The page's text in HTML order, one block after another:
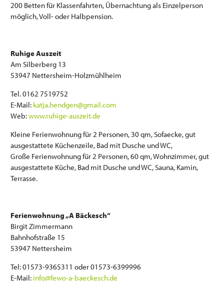
200 Betten für Klassenfahrten, Übernachtung als Einzelperson
möglich, Voll- oder Halbpension.
Ruhige Auszeit
Am Silberberg 13
53947 Nettersheim-Holzmühlheim
Tel. 0162 7519752
E-Mail: katja.hendgen@gmail.com
Web:www.ruhige-auszeit.de
Kleine Ferienwohnung für 2 Personen, 30 qm, Sofaecke, gut
ausgestattete Küchenzeile, Bad mit Dusche und WC,
Große Ferienwohnung für 2 Personen, 60 qm, Wohnzimmer, gut
ausgestattete Küche, Bad mit Dusche und WC, Sauna, Kamin,
Terrasse.
Ferienwohnung „A Bäckesch“
Birgit Zimmermann
Bahnhofstraße 15
53947 Nettersheim
Tel: 01573-9365311 oder 01573-6399996
E-Mail: info@fewo-a-baeckesch.de